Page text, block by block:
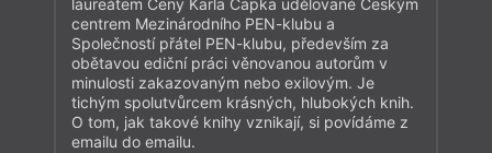
laureátem Ceny Karla Čapka udělované Českým
centrem Mezinárodního PEN-klubu a
Společností přátel PEN-klubu, především za
obětavou ediční práci věnovanou autorům v
minulosti zakazovaným nebo exilovým. Je
tichým spolutvůrcem krásných, hlubokých knih.
O tom, jak takové knihy vznikají, si povídáme z
emailu do emailu.